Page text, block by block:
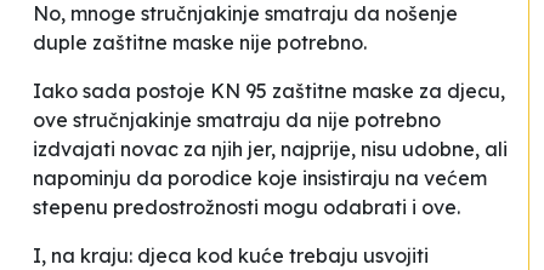
No, mnoge stručnjakinje smatraju da nošenje
duple zaštitne maske nije potrebno.
Iako sada postoje KN 95 zaštitne maske za djecu,
ove stručnjakinje smatraju da nije potrebno
izdvajati novac za njih jer, najprije, nisu udobne, ali
napominju da porodice koje insistiraju na većem
stepenu predostrožnosti mogu odabrati i ove.
I, na kraju: djeca kod kuće trebaju usvojiti